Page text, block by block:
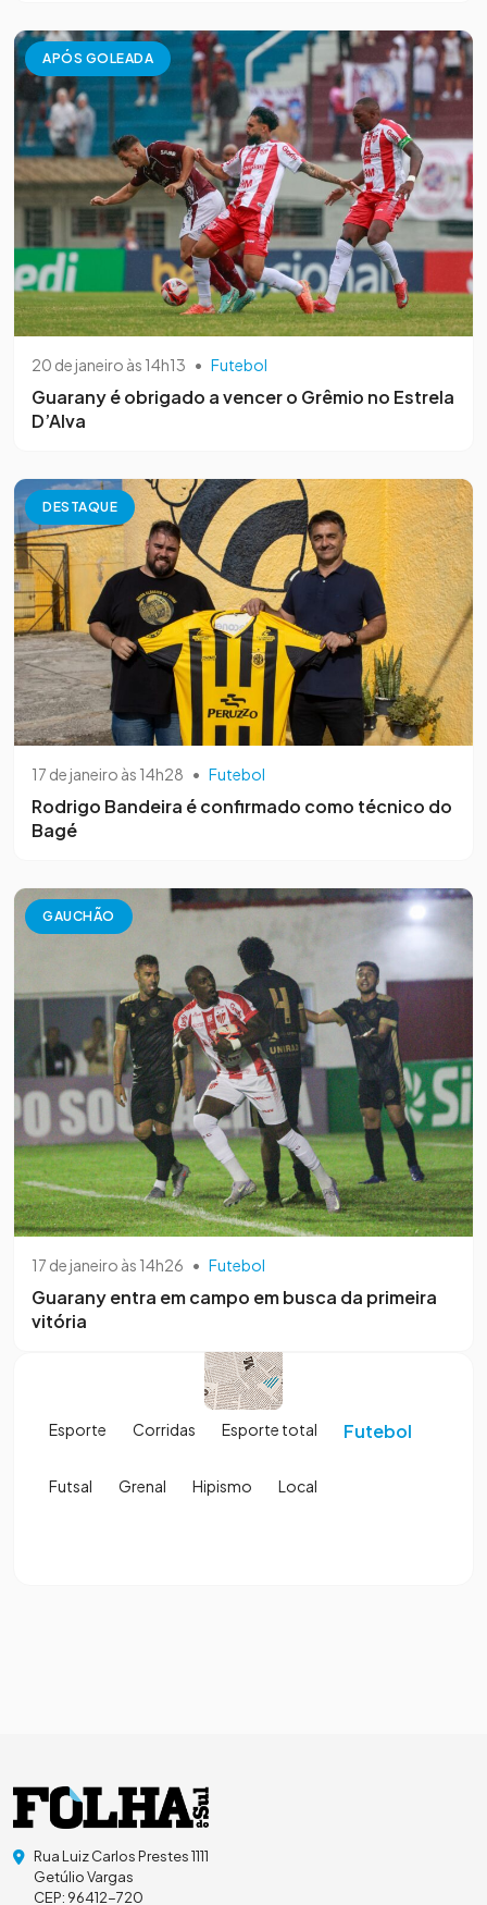
APÓS GOLEADA
20 de janeiro às 14h13 • Futebol
Guarany é obrigado a vencer o Grêmio no Estrela
D’Alva
DESTAQUE
17 de janeiro às 14h28 • Futebol
Rodrigo Bandeira é confirmado como técnico do
Bagé
GAUCHÃO
17 de janeiro às 14h26 • Futebol
Guarany entra em campo em busca da primeira
vitória
Esporte Corridas Esporte total Futebol
Futsal Grenal Hipismo Local
Rua Luiz Carlos Prestes 1111
Getúlio Vargas
CEP: 96412-720